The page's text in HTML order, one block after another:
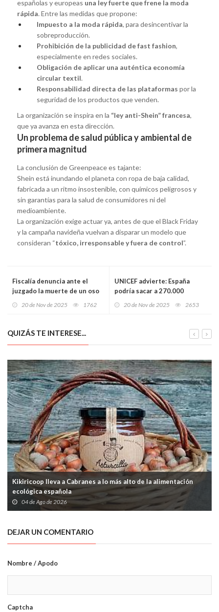
españolas y europeas una ley fuerte que frene la moda
rápida. Entre las medidas que propone:
Impuesto a la moda rápida, para desincentivar la
sobreproducción.
Prohibición de la publicidad de fast fashion,
especialmente en redes sociales.
Obligación de aplicar una auténtica economía
circular textil.
Responsabilidad directa de las plataformas por la
seguridad de los productos que venden.
La organización se inspira en la “ley anti-Shein” francesa,
que ya avanza en esta dirección.
Un problema de salud pública y ambiental de
primera magnitud
La conclusión de Greenpeace es tajante:
Shein está inundando el planeta con ropa de baja calidad,
fabricada a un ritmo insostenible, con químicos peligrosos y
sin garantías para la salud de consumidores ni del
medioambiente.
La organización exige actuar ya, antes de que el Black Friday
y la campaña navideña vuelvan a disparar un modelo que
consideran “tóxico, irresponsable y fuera de control”.
Fiscalía denuncia ante el
juzgado la muerte de un oso
asturiano
20 de Nov de 2025 1762
UNICEF advierte: España
podría sacar a 270.000
20 de Nov de 2025 2653
QUIZÁS TE INTERESE...
Kikiricoop lleva a Cabranes a lo más alto de la alimentación
ecológica española
04 de Ago de 2026
DEJAR UN COMENTARIO
Nombre / Apodo
Captcha